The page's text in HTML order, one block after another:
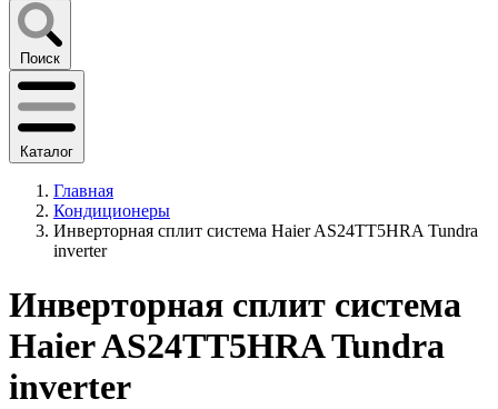
Поиск
Каталог
Главная
Кондиционеры
Инверторная сплит система Haier AS24TT5HRA Tundra
inverter
Инверторная сплит система
Haier AS24TT5HRA Tundra
inverter